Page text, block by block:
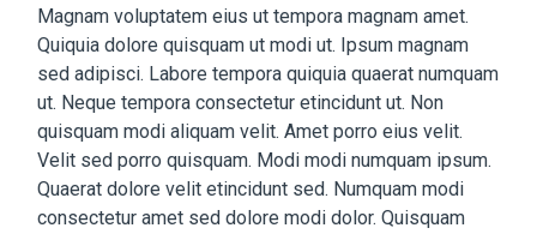
Contact
Downloads
Vacatures
Magnam voluptatem eius ut tempora magnam amet.
Quiquia dolore quisquam ut modi ut. Ipsum magnam
sed adipisci. Labore tempora quiquia quaerat numquam
ut. Neque tempora consectetur etincidunt ut. Non
quisquam modi aliquam velit. Amet porro eius velit.
Velit sed porro quisquam. Modi modi numquam ipsum.
Quaerat dolore velit etincidunt sed. Numquam modi
consectetur amet sed dolore modi dolor. Quisquam